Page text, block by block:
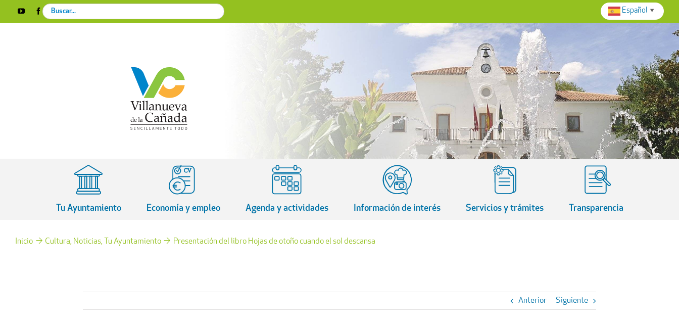
YouTubeFacebookInstagram
X
Search
for:
Tu Ayuntamiento Economía y empleo Agenda y actividades Información de interés Servicios y trámites Transparencia
Inicio Cultura Noticias Tu Ayuntamiento Presentación del libro Hojas de otoño cuando el sol descansa
Anterior Siguiente
Español ▼